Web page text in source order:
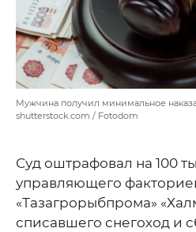
Мужчина получил минимальное
shutterstock.com / Fotodom
Суд оштрафовал на 100
управляющего
«Тазагрорыбпрома»
списавшего снегоход и